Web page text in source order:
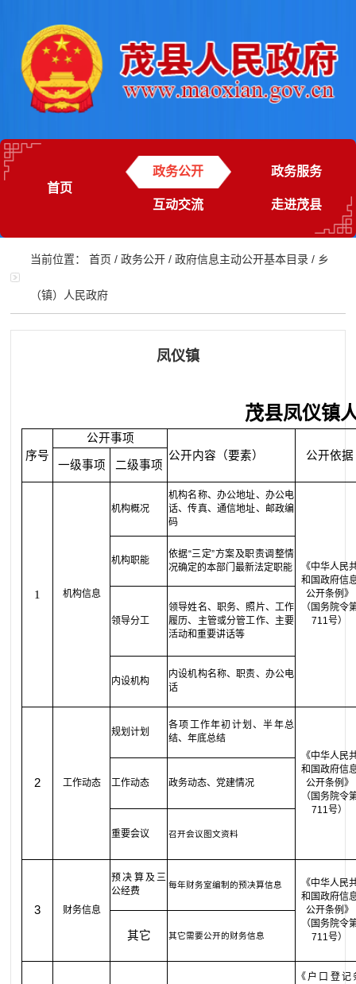
首页
政务公开 政务服务
互动交流 走进茂县
当前位置：首页 /政务公开 /政府信息主动公开基本目录 / 乡
（镇）人民政府
凤仪镇
茂县凤仪镇
序号
公开事项
公开内容（要素）
公开依据
一级事项 二级事项
1 机构信息
机构概况
机构名称、办公地址、办公电
话、传真、通信地址、邮政编
码
《中华人民
和国政府信
公开条例》
（国务院令
711号）
机构职能
依据“三定”方案及职责调整情
况确定的本部门最新法定职能
领导分工
领导姓名、职务、照片、工作
履历、主管或分管工作、主要
活动和重要讲话等
内设机构
内设机构名称、职责、办公电
话
2 工作动态
规划计划
各项工作年初计划、半年总
结、年底总结
《中华人民
和国政府信
公开条例》
（国务院令
711号）
工作动态 政务动态、党建情况
重要会议 召开会议图文资料
3 财务信息
预决算及三
公经费
每年财务室编制的预决算信息
《中华人民
和国政府信
公开条例》
（国务院令
711号）
其它 其它需要公开的财务信息
《户口登记